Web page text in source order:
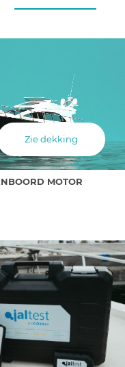
Zie dekking
MOTOR